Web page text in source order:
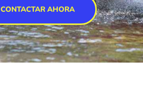
CONTACTAR AHORA